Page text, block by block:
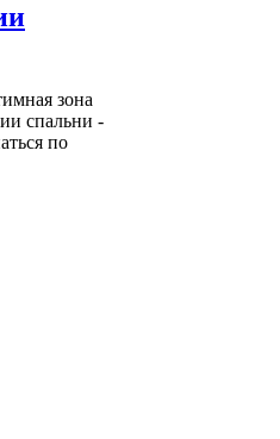
зона
спальни -
по